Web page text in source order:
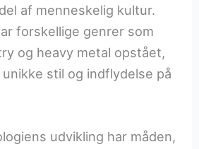
af menneskelig kultur.
forskellige genrer som
og heavy metal opstået,
stil og indflydelse på
udvikling har måden,